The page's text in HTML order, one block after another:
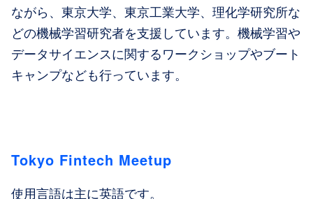
ながら、東京大学、東京工業大学、理化学研究所な
どの機械学習研究者を支援しています。機械学習や
データサイエンスに関するワークショップやブート
キャンプなども行っています。
Tokyo Fintech Meetup
使用言語は主に英語です。